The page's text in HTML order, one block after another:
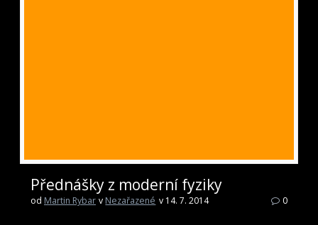
Přednášky z moderní fyziky
od Martin Rybar v Nezařazené v 14. 7. 2014 0